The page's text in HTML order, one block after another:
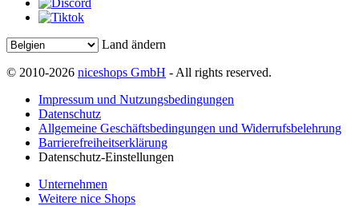
Land ändern
© 2010-2026 niceshops GmbH - All rights reserved.
Impressum und Nutzungsbedingungen
Datenschutz
Allgemeine Geschäftsbedingungen und Widerrufsbelehrung
Barrierefreiheitserklärung
Datenschutz-Einstellungen
Unternehmen
Weitere nice Shops